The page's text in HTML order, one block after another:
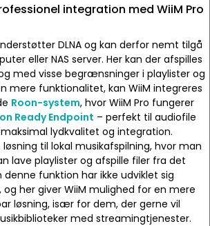
integration med WiiM Pro
DLNA og kan derfor nemt tilgå
eller NAS server. Her kan der afspilles
med visse begrænsninger i playlister og
mere funktionalitet, kan WiiM integreres
Roon-system, hvor WiiM Pro fungerer
Ready Endpoint – perfekt til audiofile
lydkvalitet og integration.
løsning til lokal musikafspilning, hvor man
lave playlister og afspille filer fra det
funktion har ikke udviklet sig
her giver WiiM mulighed for en mere
løsning, især for dem, der gerne vil
med streamingtjenester.